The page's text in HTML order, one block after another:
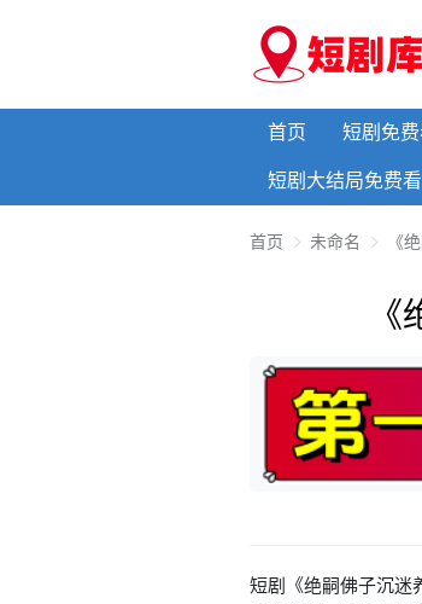
首页 短剧免
短剧大结局免费看
首页 未命名 《
短剧《绝嗣佛子沉迷